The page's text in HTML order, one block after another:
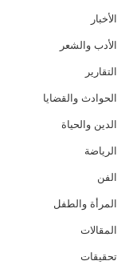
الأخبار
الأدب والشعر
التقارير
الحوادث والقضايا
الدين والحياة
الرياضة
الفن
المرأة والطفل
المقالات
تحقيقات